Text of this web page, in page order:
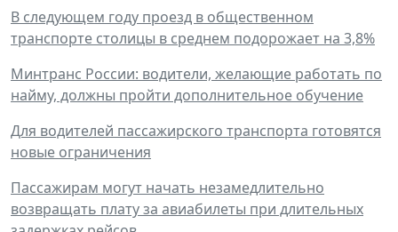
В следующем году проезд в общественном
транспорте столицы в среднем подорожает на 3,8%
Минтранс России: водители, желающие работать по
найму, должны пройти дополнительное обучение
Для водителей пассажирского транспорта готовятся
новые ограничения
Пассажирам могут начать незамедлительно
возвращать плату за авиабилеты при длительных